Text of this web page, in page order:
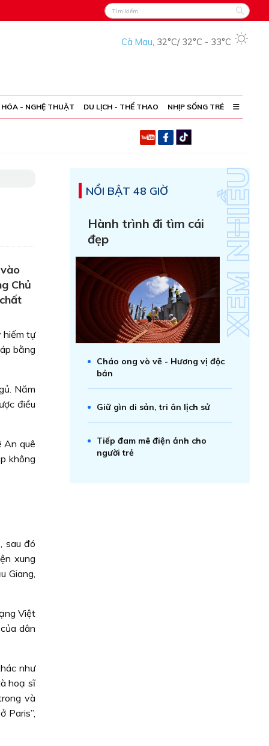
Cà Mau, 32°C/ 32°C - 33°C
- NGHỆ THUẬT DU LỊCH - THỂ THAO NHỊP SỐNG TRẺ
Chủ
hiếm tự
bằng
Năm
điều
An quê
không
sau đó
xung
Giang,
Việt
dân
như
hoạ sĩ
và
Paris”,
NỔI BẬT 48 GIỜ
Hành trình đi tìm cái
đẹp
Cháo ong vò vẽ - Hương vị độc
bản
Giữ gìn di sản, tri ân lịch sử
Tiếp đam mê điện ảnh cho
người trẻ